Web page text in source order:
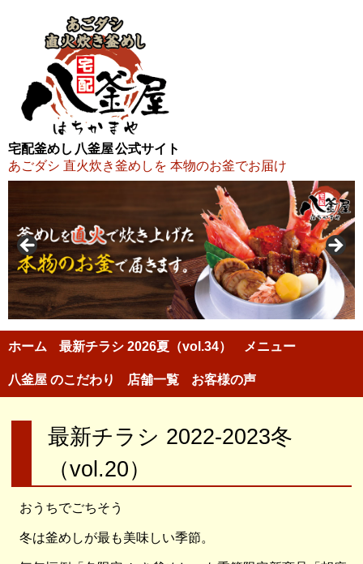
宅配釜めし 八釜屋 公式サイト
あごダシ 直火炊き釜めしを 本物のお釜でお届け
ホーム 最新チラシ 2026夏（vol.34） メニュー
八釜屋 のこだわり 店舗一覧 お客様の声
最新チラシ 2022-2023冬
（vol.20）
おうちでごちそう
冬は釜めしが最も美味しい季節。